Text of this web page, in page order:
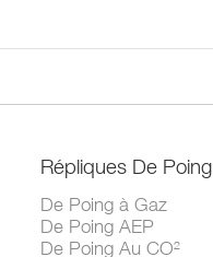
Répliques De Poing
De Poing à Gaz
De Poing AEP
De Poing Au CO²